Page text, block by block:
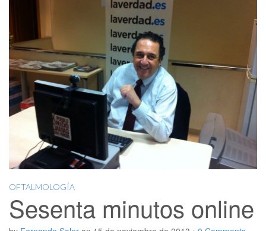
OFTALMOLOGÍA
Sesenta minutos online